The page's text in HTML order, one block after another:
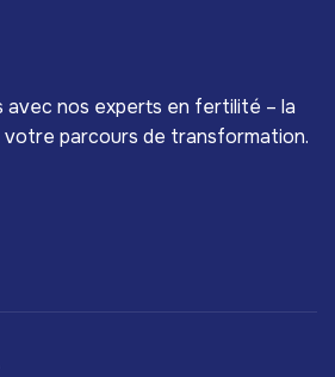
nos experts en fertilité – la
parcours de transformation.